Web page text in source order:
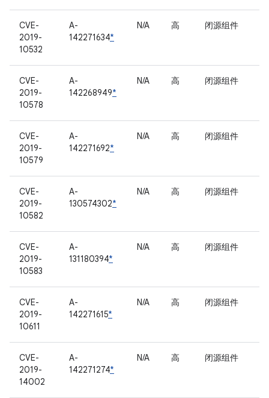
CVE-
2019-
10532
A-
142271634*
N/A 高 闭源组件
CVE-
2019-
10578
A-
142268949*
N/A 高 闭源组件
CVE-
2019-
10579
A-
142271692*
N/A 高 闭源组件
CVE-
2019-
10582
A-
130574302*
N/A 高 闭源组件
CVE-
2019-
10583
A-
131180394*
N/A 高 闭源组件
CVE-
2019-
10611
A-
142271615*
N/A 高 闭源组件
CVE-
2019-
14002
A-
142271274*
N/A 高 闭源组件